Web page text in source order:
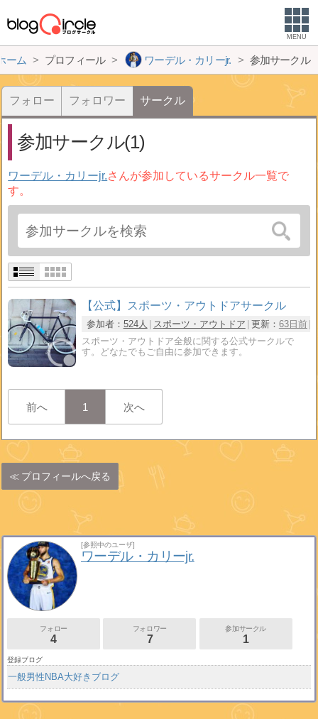
MENU
ーム プロフィール ワーデル・カリーjr. 参加サークル
フォロー フォロワー サークル
参加サークル(1)
ワーデル・カリーjr.さんが参加しているサークル一覧で
す。
【公式】スポーツ・アウトドアサークル
参加者： 524人 スポーツ・アウトドア 更新： 63日前
スポーツ・アウトドア全般に関する公式サークルで
す。どなたでもご自由に参加できます。
前へ 1 次へ
プロフィールへ戻る
[参照中のユーザ]
ワーデル・カリーjr.
フォロー
4
フォロワー
7
参加サークル
1
登録ブログ
一般男性NBA大好きブログ